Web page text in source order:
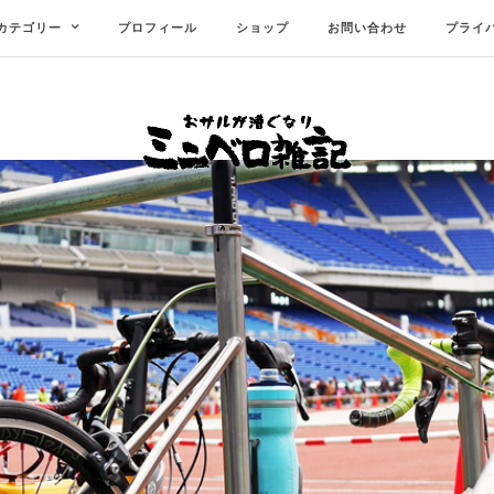
テゴリー プロフィール ショップ お問い合わせ プライ